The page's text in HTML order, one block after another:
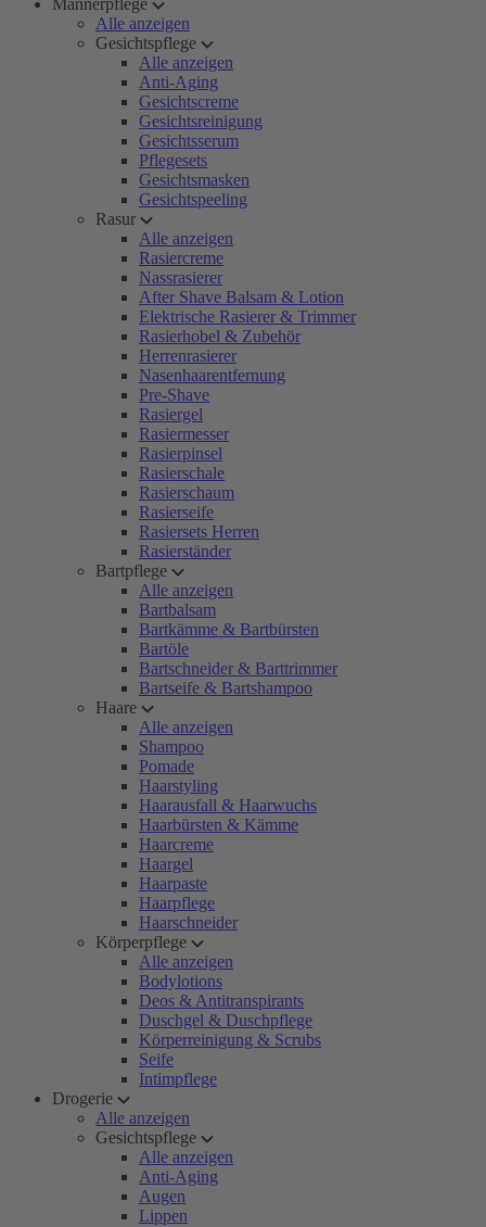
Männerpflege
Alle anzeigen
Gesichtspflege
Alle anzeigen
Anti-Aging
Gesichtscreme
Gesichtsreinigung
Gesichtsserum
Pflegesets
Gesichtsmasken
Gesichtspeeling
Rasur
Alle anzeigen
Rasiercreme
Nassrasierer
After Shave Balsam & Lotion
Elektrische Rasierer & Trimmer
Rasierhobel & Zubehör
Herrenrasierer
Nasenhaarentfernung
Pre-Shave
Rasiergel
Rasiermesser
Rasierpinsel
Rasierschale
Rasierschaum
Rasierseife
Rasiersets Herren
Rasierständer
Bartpflege
Alle anzeigen
Bartbalsam
Bartkämme & Bartbürsten
Bartöle
Bartschneider & Barttrimmer
Bartseife & Bartshampoo
Haare
Alle anzeigen
Shampoo
Pomade
Haarstyling
Haarausfall & Haarwuchs
Haarbürsten & Kämme
Haarcreme
Haargel
Haarpaste
Haarpflege
Haarschneider
Körperpflege
Alle anzeigen
Bodylotions
Deos & Antitranspirants
Duschgel & Duschpflege
Körperreinigung & Scrubs
Seife
Intimpflege
Drogerie
Alle anzeigen
Gesichtspflege
Alle anzeigen
Anti-Aging
Augen
Lippen